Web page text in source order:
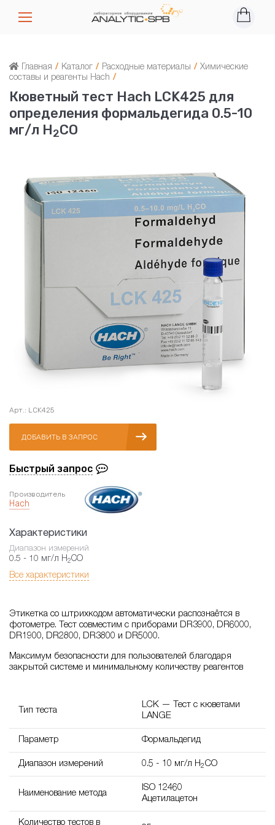
Главная / Каталог / Расходные материалы / Химические
составы и реагенты Hach /
Кюветный тест Hach LCK425 для
определения формальдегида 0.5-10
мг/л H2CO
Характеристики
Диапазон измерений
0.5 - 10 мг/л H2CO
Все характеристики
Арт.: LCK425
ДОБАВИТЬ В ЗАПРОС
Быстрый запрос
Производитель
Hach
Этикетка со штрихкодом автоматически распознаётся в
фотометре. Тест совместим с приборами DR3900, DR6000,
DR1900, DR2800, DR3800 и DR5000.
Максимум безопасности для пользователей благодаря
закрытой системе и минимальному количеству реагентов
Тип теста
LCK — Тест с кюветами
LANGE
Параметр Формальдегид
Диапазон измерений 0.5 - 10 мг/л H2CO
Наименование метода
ISO 12460
Ацетилацетон
Количество тестов в